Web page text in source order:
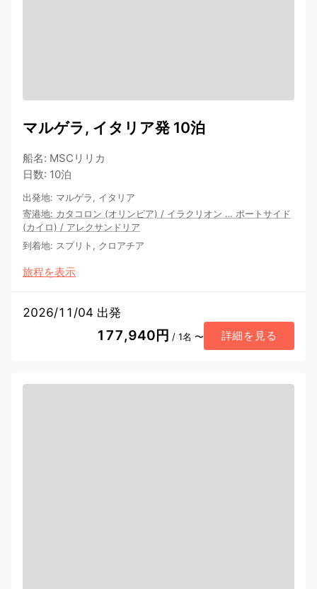
マルゲラ, イタリア発 10泊
船名: MSCリリカ
日数: 10泊
出発地: マルゲラ, イタリア
寄港地: カタコロン (オリンピア) / イラクリオン … ポートサイド
(カイロ) / アレクサンドリア
到着地: スプリト, クロアチア
旅程を表示
2026/11/04 出発
177,940円 / 1名 〜 詳細を見る